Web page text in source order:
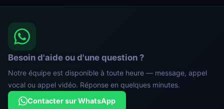
Besoin d'aide ou d'une question ?
Notre équipe est disponible à toute heure — message, appel
vocal ou appel vidéo. Réponse en quelques minutes.
Contacter sur WhatsApp